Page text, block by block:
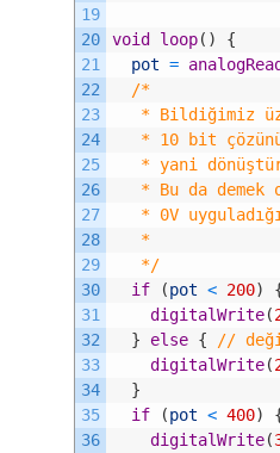
19
20
21
22
23
24
25
26
27
28
29
30
31
32
33
34
35
36
void loop( )
{
pot = analogRead
/*
* Bildiğimiz
* 10 bit
* yani
* Bu da demek
* 0V
*
*/
if
(pot < 200)
digitalWrite(
}
else {
//
digitalWrite(
}
if
(pot < 400)
digitalWrite(